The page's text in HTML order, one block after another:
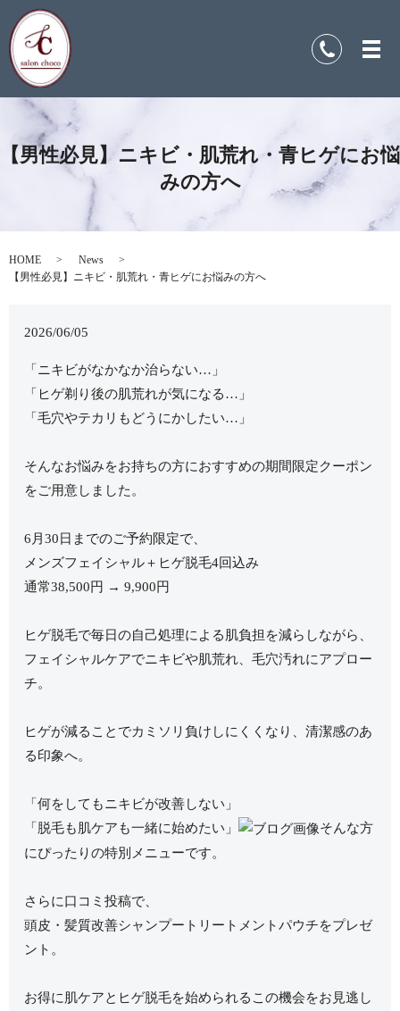
【男性必見】ニキビ・肌荒れ・青ヒゲにお悩
みの方へ
HOME
News
【男性必見】ニキビ・肌荒れ・青ヒゲにお悩みの方へ
2026/06/05
「ニキビがなかなか治らない…」
「ヒゲ剃り後の肌荒れが気になる…」
「毛穴やテカリもどうにかしたい…」
そんなお悩みをお持ちの方におすすめの期間限定クーポン
をご用意しました。
6月30日までのご予約限定で、
メンズフェイシャル＋ヒゲ脱毛4回込み
通常38,500円 → 9,900円
ヒゲ脱毛で毎日の自己処理による肌負担を減らしながら、
フェイシャルケアでニキビや肌荒れ、毛穴汚れにアプロー
チ。
ヒゲが減ることでカミソリ負けしにくくなり、清潔感のあ
る印象へ。
「何をしてもニキビが改善しない」
「脱毛も肌ケアも一緒に始めたい」
そんな方
にぴったりの特別メニューです。
さらに口コミ投稿で、
頭皮・髪質改善シャンプートリートメントパウチをプレゼ
ント。
お得に肌ケアとヒゲ脱毛を始められるこの機会をお見逃し